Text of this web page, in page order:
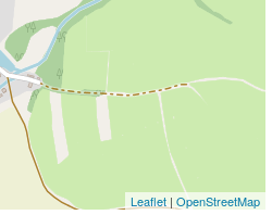
Leaflet| OpenStreetMap